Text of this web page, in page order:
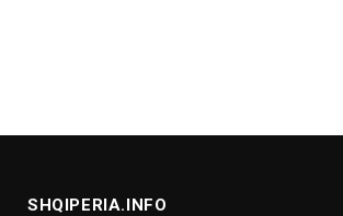
SHQIPERIA.INFO